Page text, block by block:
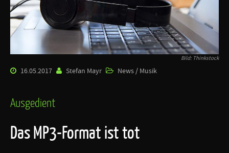
Bild: Thinkstock
16.05.2017 Stefan Mayr News / Musik
Ausgedient
Das MP3-Format ist tot